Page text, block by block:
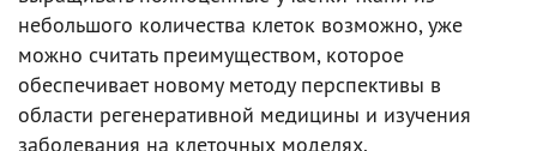
небольшого количества клеток возможно, уже
можно считать преимуществом, которое
обеспечивает новому методу перспективы в
области регенеративной медицины и изучения
заболевания на клеточных моделях.